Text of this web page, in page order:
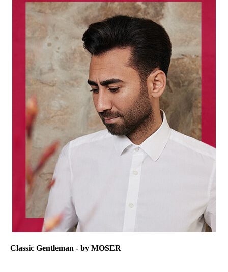
Classic Gentleman - by MOSER